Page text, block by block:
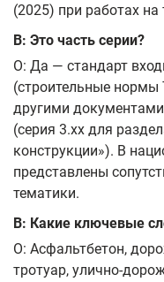
(2025) при работах
В: Это часть серии?
О: Да — стандарт
(строительные нормы
другими
(серия 3.xx для
конструкции»). В
представлены
тематики.
В: Какие ключевые
О: Асфальтбетон,
тротуар, улично-